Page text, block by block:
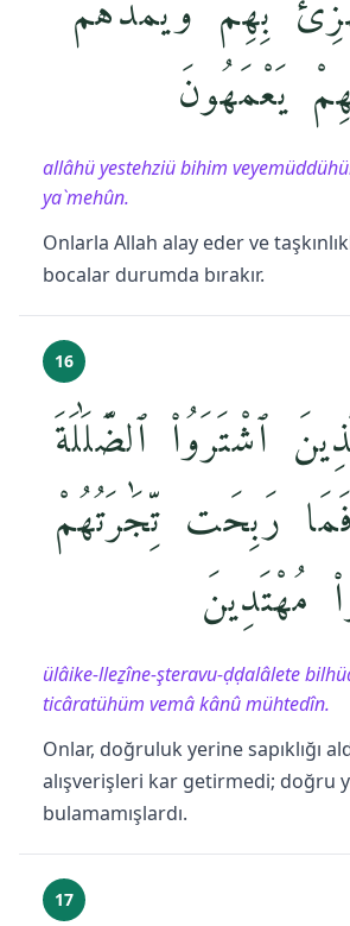
بِهِمْ وَيَمُدُّهُمْ
يَعْمَهُونَ
allâhü yestehziü bihim
ya`mehûn.
Onlarla Allah alay eder ve
bocalar durumda bırakır.
16
ٱشْتَرَوُا۟ ٱلضَّلَٰلَةَ
رَبِحَت تِّجَٰرَتُهُمْ
مُهْتَدِينَ
ülâike-lleẕîne-şteravu-ḍḍalâlete
ticâratühüm vemâ kânû mühtedîn.
Onlar, doğruluk yerine sapıklığı
alışverişleri kar getirmedi; doğru
bulamamışlardı.
17